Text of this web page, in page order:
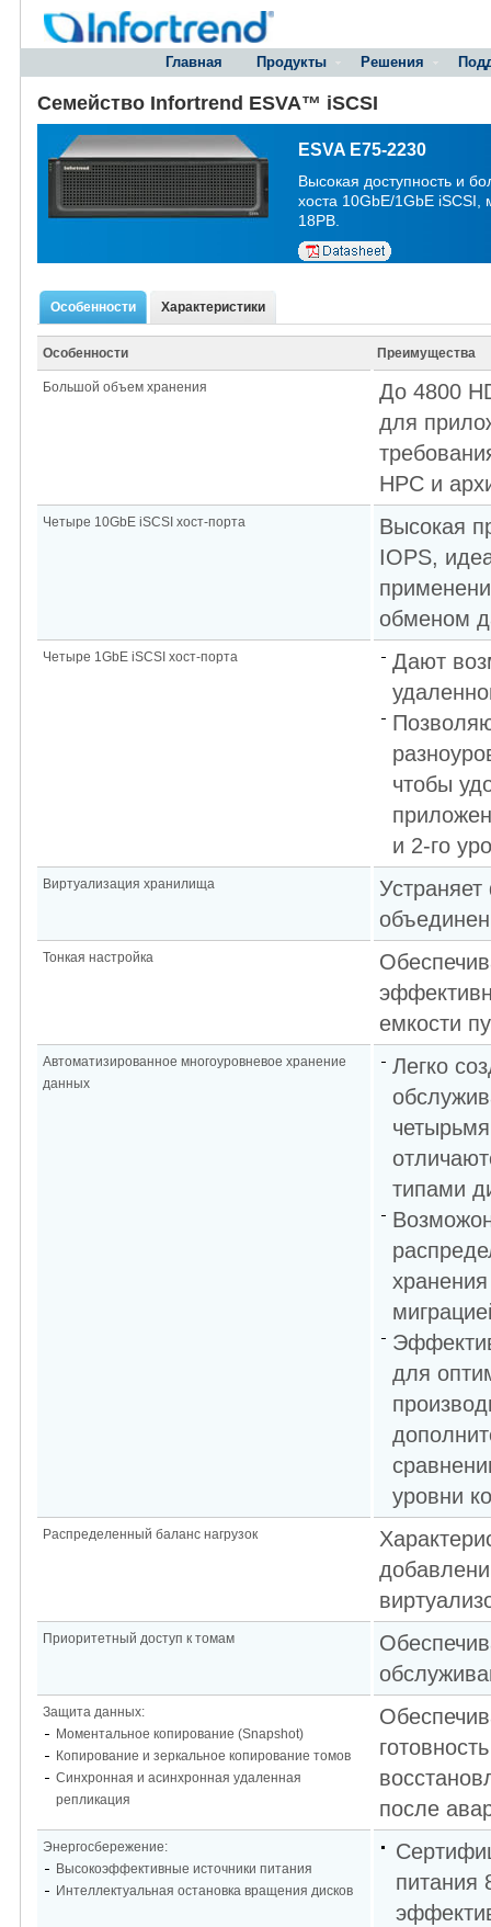
Главная Продукты Решения
Семейство Infortrend ESVA™ iSCSI
ESVA E75-2230
Высокая доступность и
хоста 10GbE/1GbE iSCSI,
18PB.
Особенности Характеристики
Особенности Преимущества
Большой объем хранения
До 4800
для
HPC и
Четыре 10GbE iSCSI хост-порта
Высокая
IOPS,
обменом
Четыре 1GbE iSCSI хост-порта
Дают
чтобы
и 2-го
Виртуализация хранилища
Тонкая настройка
емкости
Автоматизированное многоуровневое хранение
данных
Легко
типами
для
уровни
Распределенный баланс нагрузок
Приоритетный доступ к томам
Защита данных:
Моментальное копирование (Snapshot)
Копирование и зеркальное копирование томов
Синхронная и асинхронная удаленная
репликация
после
Энергосбережение:
Высокоэффективные источники питания
Интеллектуальная остановка вращения дисков
питания